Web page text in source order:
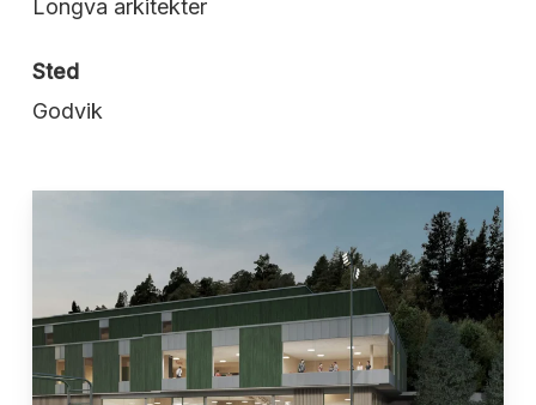
Longva arkitekter
Sted
Godvik